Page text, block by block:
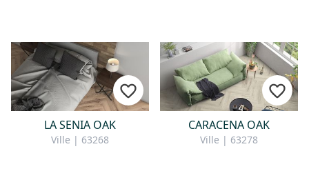
LA SENIA OAK
Ville | 63268
CARACENA OAK
Ville | 63278